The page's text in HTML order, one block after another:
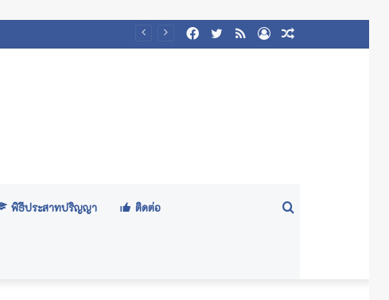
๒/๒๕๖๙)
Log
RSS
Twitter
Facebook
พิธีประสาทปริญญา ติดต่อ